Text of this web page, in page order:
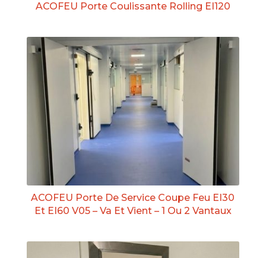
ACOFEU Porte Coulissante Rolling EI120
ACOFEU Porte De Service Coupe Feu EI30
Et EI60 V05 – Va Et Vient – 1 Ou 2 Vantaux